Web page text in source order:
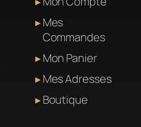
Mes
Commandes
Mon Panier
Mes Adresses
Boutique